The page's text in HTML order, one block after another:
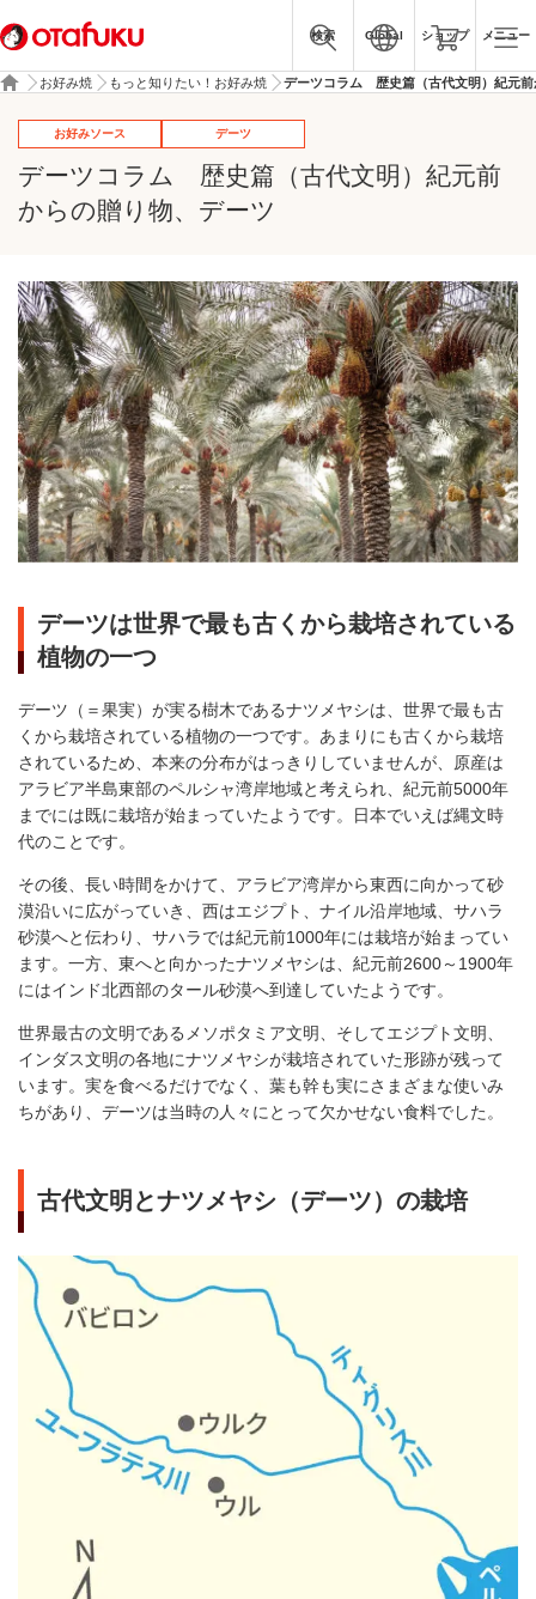
検索 Global ショップ メニュー
お好み焼 もっと知りたい！お好み焼 デーツコラム 歴史篇（古代文明）紀元前
お好みソース デーツ
デーツコラム 歴史篇（古代文明）紀元前
からの贈り物、デーツ
デーツは世界で最も古くから栽培されている
植物の一つ
デーツ（＝果実）が実る樹木であるナツメヤシは、世界で最も古
くから栽培されている植物の一つです。あまりにも古くから栽培
されているため、本来の分布がはっきりしていませんが、原産は
アラビア半島東部のペルシャ湾岸地域と考えられ、紀元前5000年
までには既に栽培が始まっていたようです。日本でいえば縄文時
代のことです。
その後、長い時間をかけて、アラビア湾岸から東西に向かって砂
漠沿いに広がっていき、西はエジプト、ナイル沿岸地域、サハラ
砂漠へと伝わり、サハラでは紀元前1000年には栽培が始まってい
ます。一方、東へと向かったナツメヤシは、紀元前2600～1900年
にはインド北西部のタール砂漠へ到達していたようです。
世界最古の文明であるメソポタミア文明、そしてエジプト文明、
インダス文明の各地にナツメヤシが栽培されていた形跡が残って
います。実を食べるだけでなく、葉も幹も実にさまざまな使いみ
ちがあり、デーツは当時の人々にとって欠かせない食料でした。
古代文明とナツメヤシ（デーツ）の栽培